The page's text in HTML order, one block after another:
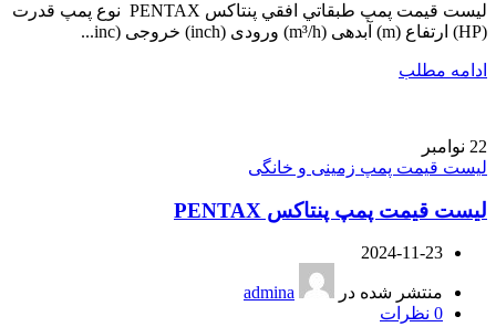
ليست قيمت پمپ طبقاتي افقي پنتاکس PENTAX نوع پمپ قدرت
(HP) ارتفاع (m) آبدهی (m³/h) ورودی (inch) خروجی (inc...
ادامه مطلب
22 نوامبر
لیست قیمت پمپ زمینی و خانگی
لیست قیمت پمپ پنتاکس PENTAX
2024-11-23
منتشر شده در
admina
0 نظرات